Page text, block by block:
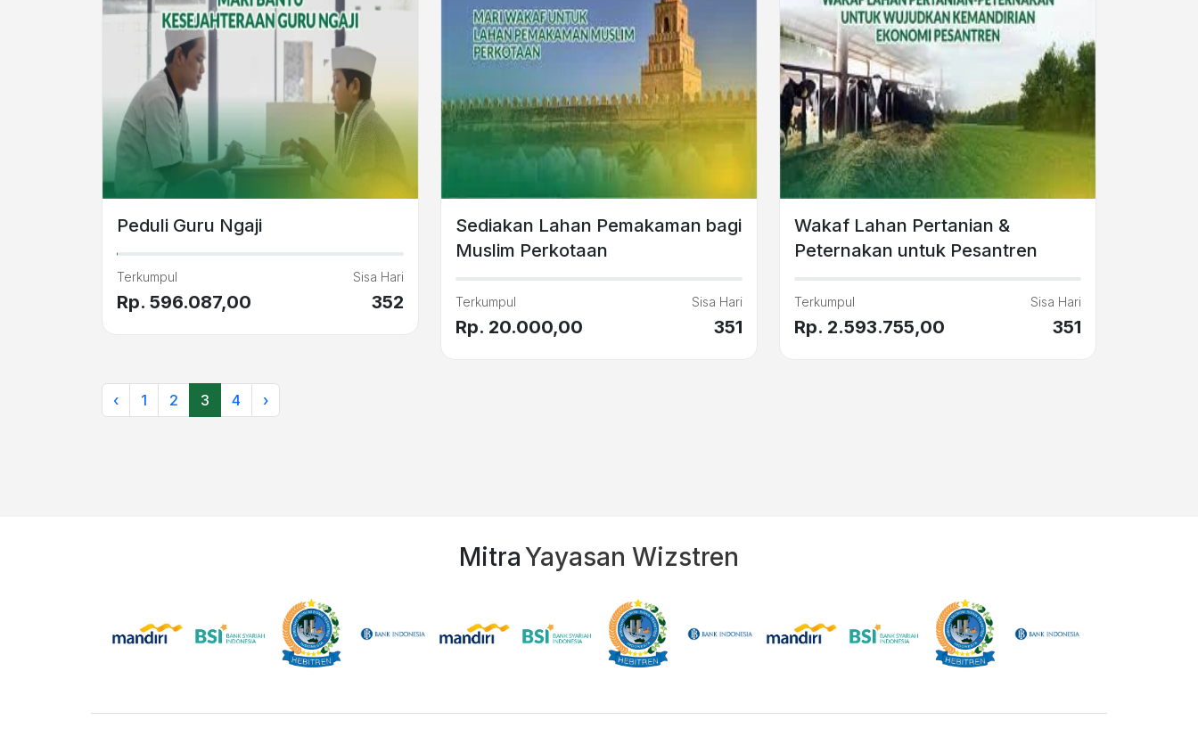
Peduli Guru Ngaji
Terkumpul
Rp. 596.087,00
Sisa Hari
352
Sediakan Lahan Pemakaman bagi
Muslim Perkotaan
Terkumpul
Rp. 20.000,00
Sisa Hari
351
Wakaf Lahan Pertanian &
Peternakan untuk Pesantren
Terkumpul
Rp. 2.593.755,00
Sisa Hari
351
‹ 1 2 3 4 ›
MitraYayasan Wizstren